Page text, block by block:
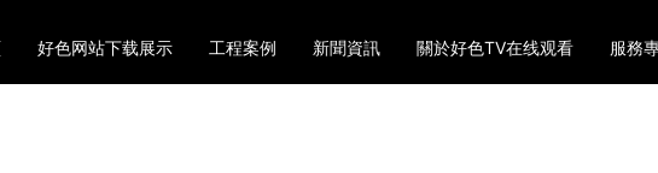
好色网站下载展示 工程案例 新聞資訊 關於好色TV在线观看 服務